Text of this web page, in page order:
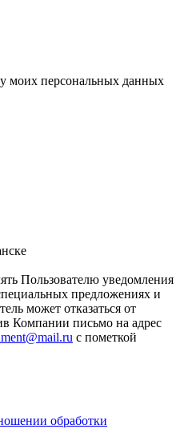
моих персональных данных
Пользователю уведомления
предложениях и
может отказаться от
Компании письмо на адрес
с пометкой
обработки